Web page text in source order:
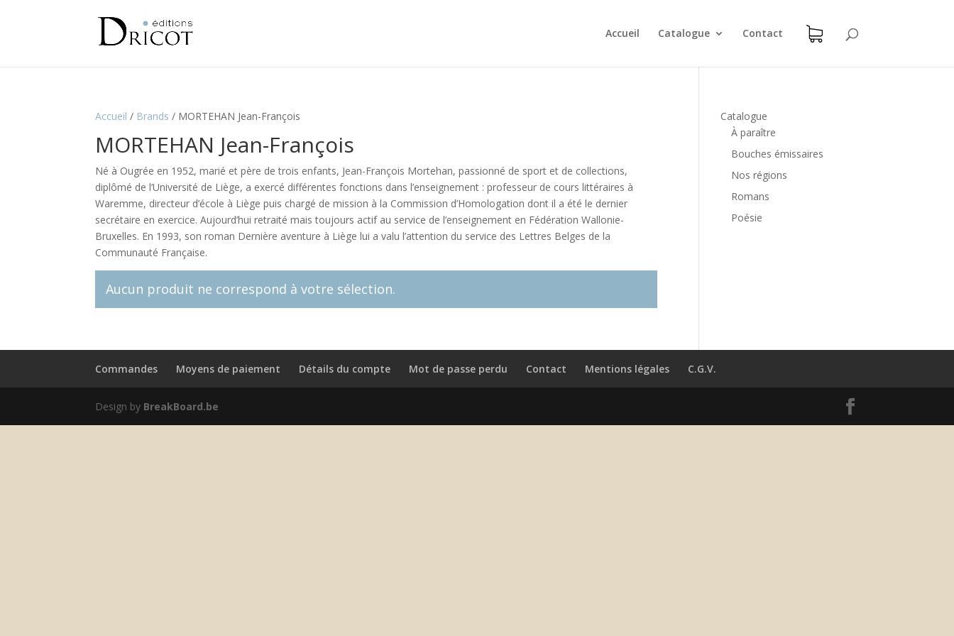
Accueil Catalogue Contact
Accueil / Brands / MORTEHAN Jean-François
MORTEHAN Jean-François
Né à Ougrée en 1952, marié et père de trois enfants, Jean-François Mortehan, passionné de sport et de collections,
diplômé de l’Université de Liège, a exercé différentes fonctions dans l’enseignement : professeur de cours littéraires à
Waremme, directeur d’école à Liège puis chargé de mission à la Commission d’Homologation dont il a été le dernier
secrétaire en exercice. Aujourd’hui retraité mais toujours actif au service de l’enseignement en Fédération Wallonie-
Bruxelles. En 1993, son roman Dernière aventure à Liège lui a valu l’attention du service des Lettres Belges de la
Communauté Française.
Aucun produit ne correspond à votre sélection.
Catalogue
À paraître
Bouches émissaires
Nos régions
Romans
Poésie
Commandes Moyens de paiement Détails du compte Mot de passe perdu Contact Mentions légales C.G.V.
Design by BreakBoard.be